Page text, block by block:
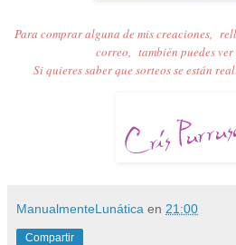
Para comprar alguna de mis creaciones,
correo, también puedes
Si quieres saber que sorteos se están
ManualmenteLunática en 21:00
Compartir